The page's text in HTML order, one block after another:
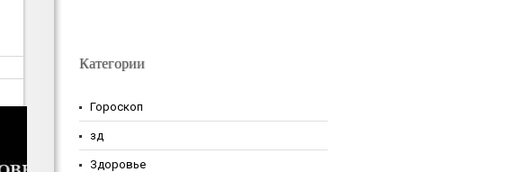
Категории
Гороскоп
зд
Здоровье